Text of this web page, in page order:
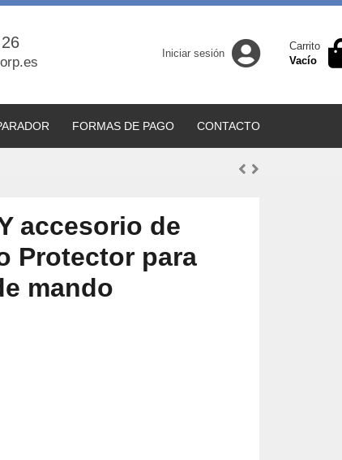
Iniciar sesión
Carrito
Vacío
CONTACTO
FORMAS DE PAGO
accesorio de
Protector para
mando